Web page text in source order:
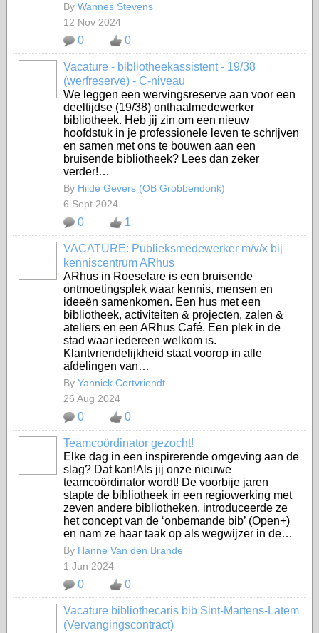
By Wannes Stevens
12 Nov 2024
0 0
Vacature - bibliotheekassistent - 19/38
(werfreserve) - C-niveau
We leggen een wervingsreserve aan voor een
deeltijdse (19/38) onthaalmedewerker
bibliotheek. Heb jij zin om een nieuw
hoofdstuk in je professionele leven te schrijven
en samen met ons te bouwen aan een
bruisende bibliotheek? Lees dan zeker
verder!…
By Hilde Gevers (OB Grobbendonk)
6 Sept 2024
0 1
VACATURE: Publieksmedewerker m/v/x bij
kenniscentrum ARhus
ARhus in Roeselare is een bruisende
ontmoetingsplek waar kennis, mensen en
ideeën samenkomen. Een hus met een
bibliotheek, activiteiten & projecten, zalen &
ateliers en een ARhus Café. Een plek in de
stad waar iedereen welkom is.
Klantvriendelijkheid staat voorop in alle
afdelingen van…
By Yannick Cortvriendt
26 Aug 2024
0 0
Teamcoördinator gezocht!
Elke dag in een inspirerende omgeving aan de
slag? Dat kan!Als jij onze nieuwe
teamcoördinator wordt! De voorbije jaren
stapte de bibliotheek in een regiowerking met
zeven andere bibliotheken, introduceerde ze
het concept van de ‘onbemande bib’ (Open+)
en nam ze haar taak op als wegwijzer in de…
By Hanne Van den Brande
1 Jun 2024
0 0
Vacature bibliothecaris bib Sint-Martens-Latem
(Vervangingscontract)